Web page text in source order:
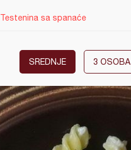
Testenina sa spanaće
SREDNJE 3 OSOBA